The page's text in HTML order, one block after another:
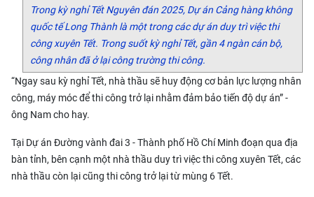
Trong kỳ nghỉ Tết Nguyên đán 2025, Dự án Cảng hàng không
quốc tế Long Thành là một trong các dự án duy trì việc thi
công xuyên Tết. Trong suốt kỳ nghỉ Tết, gần 4 ngàn cán bộ,
công nhân đã ở lại công trường thi công.
“Ngay sau kỳ nghỉ Tết, nhà thầu sẽ huy động cơ bản lực lượng nhân
công, máy móc để thi công trở lại nhằm đảm bảo tiến độ dự án” -
ông Nam cho hay.
Tại Dự án Đường vành đai 3 - Thành phố Hồ Chí Minh đoạn qua địa
bàn tỉnh, bên cạnh một nhà thầu duy trì việc thi công xuyên Tết, các
nhà thầu còn lại cũng thi công trở lại từ mùng 6 Tết.